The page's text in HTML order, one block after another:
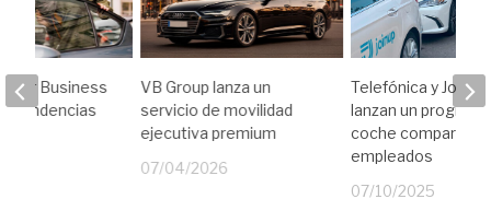
VB Group lanza un
servicio de movilidad
ejecutiva premium
07/04/2026
Telefónica y Joinup
lanzan un
coche compartido
empleados
07/10/2025
for Business
tendencias